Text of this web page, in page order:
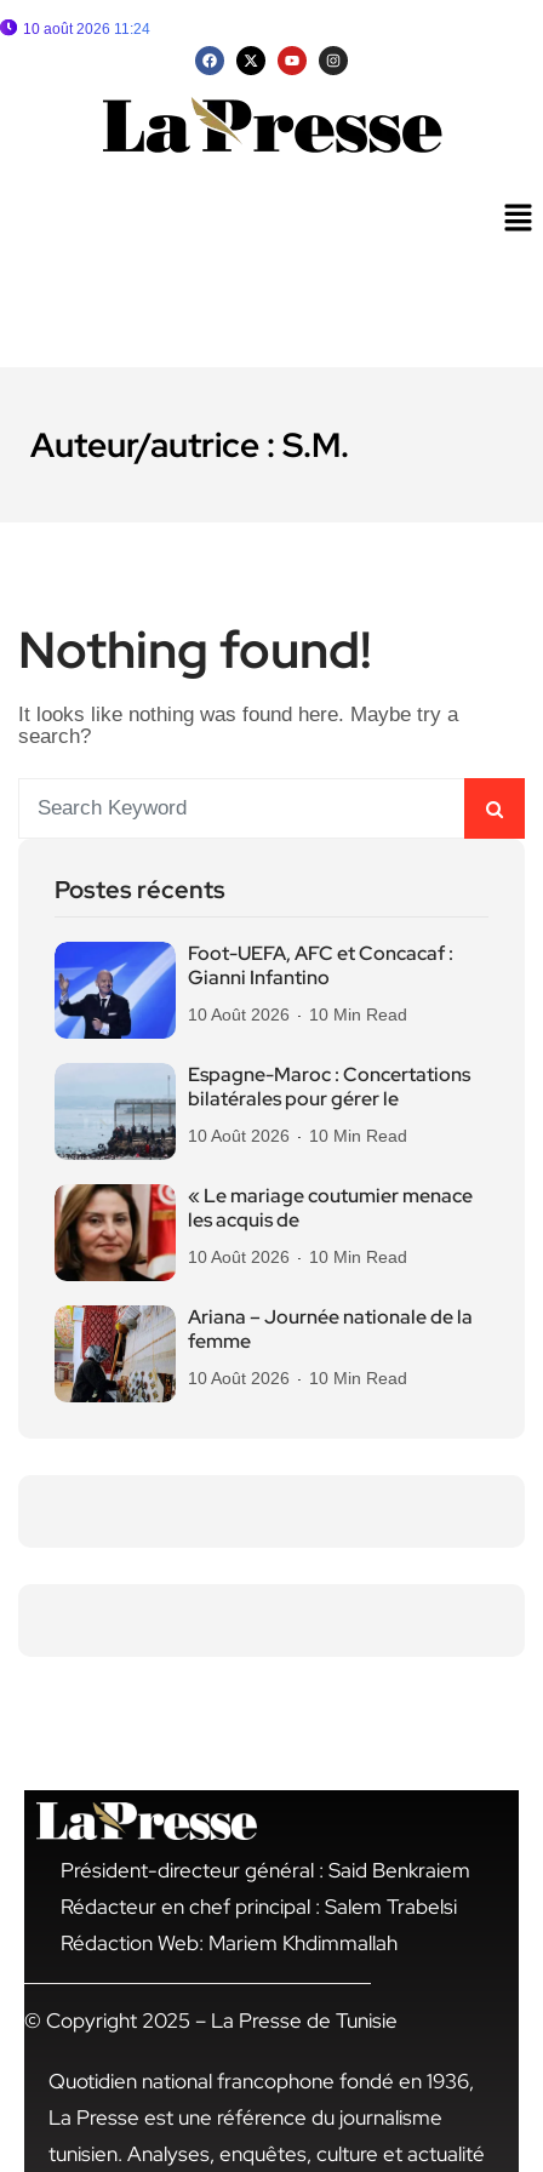
10 août 2026 11:24
Auteur/autrice :S.M.
Nothing found!
It looks like nothing was found here. Maybe try a
search?
Postes récents
Foot-UEFA, AFC et Concacaf :
Gianni Infantino
10 Août 2026 10 Min Read
Espagne-Maroc : Concertations
bilatérales pour gérer le
10 Août 2026 10 Min Read
« Le mariage coutumier menace
les acquis de
10 Août 2026 10 Min Read
Ariana – Journée nationale de la
femme
10 Août 2026 10 Min Read
Président-directeur général : Said Benkraiem
Rédacteur en chef principal : Salem Trabelsi
Rédaction Web: Mariem Khdimmallah
© Copyright 2025 – La Presse de Tunisie
Quotidien national francophone fondé en 1936,
La Presse est une référence du journalisme
tunisien. Analyses, enquêtes, culture et actualité